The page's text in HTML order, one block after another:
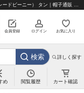
会員登録 ログイン お気に入り
検索 詳しく探す
め 閲覧履歴 カート確認